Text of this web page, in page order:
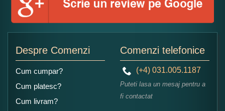
Despre Comenzi
Cum cumpar?
Cum platesc?
Cum livram?
Comenzi telefonice
(+4) 031.005.1187
Puteti lasa un mesaj pentru a
fi contactat